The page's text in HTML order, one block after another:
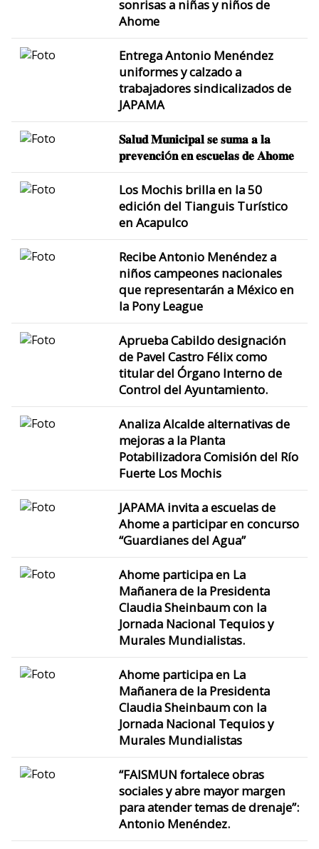
sonrisas a niñas y niños de
Ahome
Entrega Antonio Menéndez
uniformes y calzado a
trabajadores sindicalizados de
JAPAMA
𝐒𝐚𝐥𝐮𝐝 𝐌𝐮𝐧𝐢𝐜𝐢𝐩𝐚𝐥 𝐬𝐞 𝐬𝐮𝐦𝐚 𝐚 𝐥𝐚
𝐩𝐫𝐞𝐯𝐞𝐧𝐜𝐢ó𝐧 𝐞𝐧 𝐞𝐬𝐜𝐮𝐞𝐥𝐚𝐬 𝐝𝐞 𝐀𝐡𝐨𝐦𝐞
Los Mochis brilla en la 50
edición del Tianguis Turístico
en Acapulco
Recibe Antonio Menéndez a
niños campeones nacionales
que representarán a México en
la Pony League
Aprueba Cabildo designación
de Pavel Castro Félix como
titular del Órgano Interno de
Control del Ayuntamiento.
Analiza Alcalde alternativas de
mejoras a la Planta
Potabilizadora Comisión del Río
Fuerte Los Mochis
JAPAMA invita a escuelas de
Ahome a participar en concurso
“Guardianes del Agua”
Ahome participa en La
Mañanera de la Presidenta
Claudia Sheinbaum con la
Jornada Nacional Tequios y
Murales Mundialistas.
Ahome participa en La
Mañanera de la Presidenta
Claudia Sheinbaum con la
Jornada Nacional Tequios y
Murales Mundialistas
“FAISMUN fortalece obras
sociales y abre mayor margen
para atender temas de drenaje”:
Antonio Menéndez.